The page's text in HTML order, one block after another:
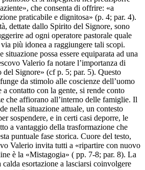
che consenta di offrire: «a
praticabile e dignitosa» (p. 4; par. 4).
dettate dallo Spirito del Signore, sono
ad ogni operatore pastorale quale
più idonea a raggiungere tali scopi.
situazione possa essere equiparata ad una
Valerio fa notare l’importanza di
del Signore» (cf p. 5; par. 5). Questo
da stimolo alle coscienze dell’uomo
contatto con la gente, si rende conto
che affiorano all’interno delle famiglie. Il
nella situazione attuale, un contesto
sospendere, e in certi casi deporre, le
a vantaggio della trasformazione che
puntuale fase storica. Cuore del testo,
Valerio invita tutti a «ripartire con nuovo
è la «Mistagogia» ( pp. 7-8; par. 8). La
calda esortazione a lasciarsi coinvolgere